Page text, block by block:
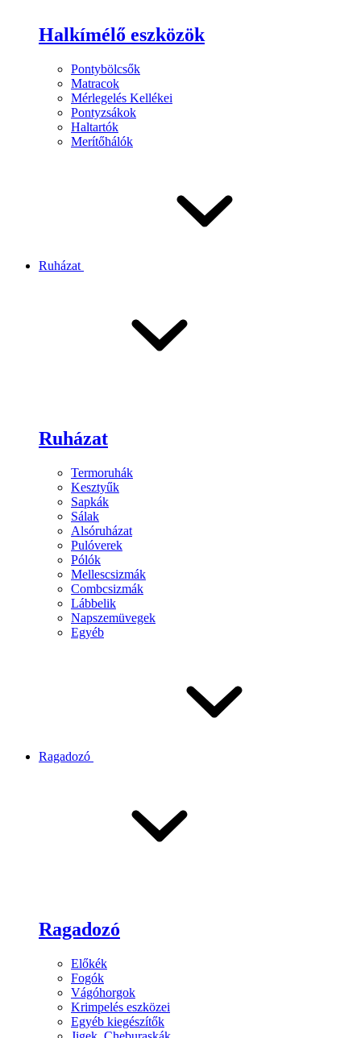
Halkímélő eszközök
Pontybölcsők
Matracok
Mérlegelés Kellékei
Pontyzsákok
Haltartók
Merítőhálók
Ruházat
Ruházat
Termoruhák
Kesztyűk
Sapkák
Sálak
Alsóruházat
Pulóverek
Pólók
Mellescsizmák
Combcsizmák
Lábbelik
Napszemüvegek
Egyéb
Ragadozó
Ragadozó
Előkék
Fogók
Vágóhorgok
Krimpelés eszközei
Egyéb kiegészítők